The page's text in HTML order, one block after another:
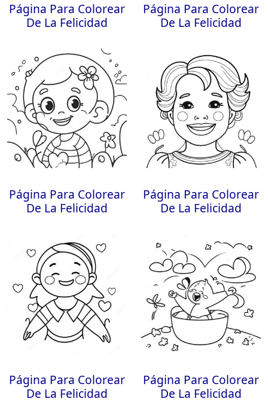
Página Para Colorear
De La Felicidad
Página Para Colorear
De La Felicidad
Página Para Colorear
De La Felicidad
Página Para Colorear
De La Felicidad
Página Para Colorear
De La Felicidad
Página Para Colorear
De La Felicidad